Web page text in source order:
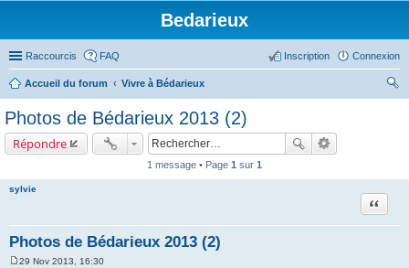
Bedarieux
Raccourcis FAQ Connexion
Inscription
Accueil du forum
Vivre à Bédarieux
Photos de Bédarieux 2013 (2)
Répondre
1 message • Page 1 sur 1
sylvie
Photos de Bédarieux 2013 (2)
Citer
29 Nov 2013, 16:30